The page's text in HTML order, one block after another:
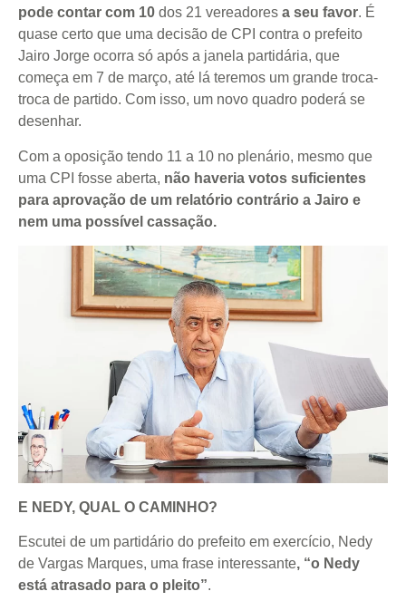
pode contar com 10 dos 21 vereadores a seu favor. É
quase certo que uma decisão de CPI contra o prefeito
Jairo Jorge ocorra só após a janela partidária, que
começa em 7 de março, até lá teremos um grande troca-
troca de partido. Com isso, um novo quadro poderá se
desenhar.
Com a oposição tendo 11 a 10 no plenário, mesmo que
uma CPI fosse aberta, não haveria votos suficientes
para aprovação de um relatório contrário a Jairo e
nem uma possível cassação.
E NEDY, QUAL O CAMINHO?
Escutei de um partidário do prefeito em exercício, Nedy
de Vargas Marques, uma frase interessante, “o Nedy
está atrasado para o pleito”.